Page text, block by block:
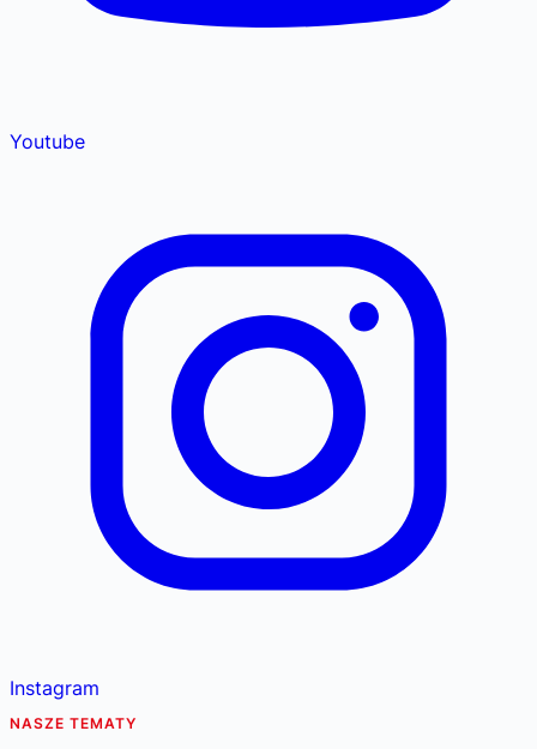
Youtube
Instagram
NASZE TEMATY